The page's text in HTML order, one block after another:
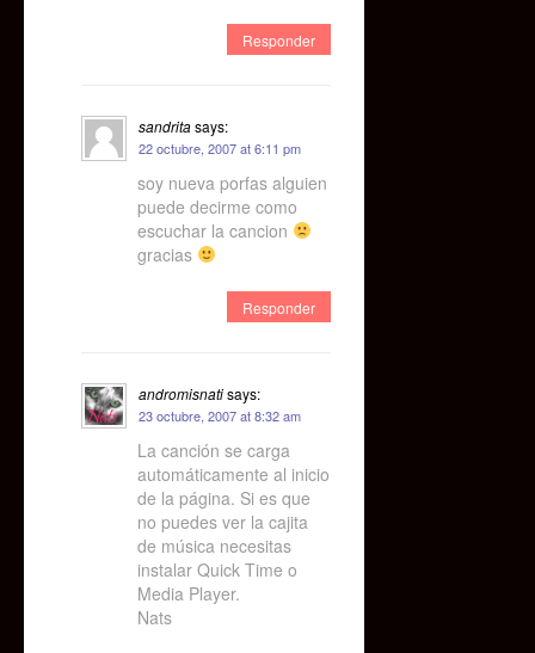
Responder
sandritasays:
22 octubre, 2007 at 6:11 pm
soy nueva porfas alguien
puede decirme como
escuchar la cancion
gracias
Responder
andromisnatisays:
23 octubre, 2007 at 8:32 am
La canción se carga
automáticamente al inicio
de la página. Si es que
no puedes ver la cajita
de música necesitas
instalar Quick Time o
Media Player.
Nats